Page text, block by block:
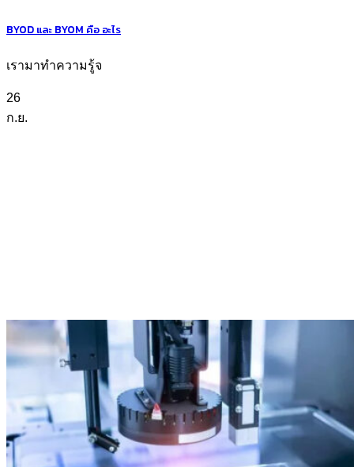
BYOD และ BYOM คือ อะไร
เรามาทำความรู้จ
26
ก.ย.